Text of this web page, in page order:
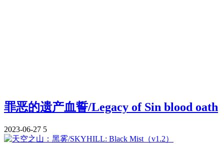
罪恶的遗产血誓/Legacy of Sin blood oath
2023-06-27 5